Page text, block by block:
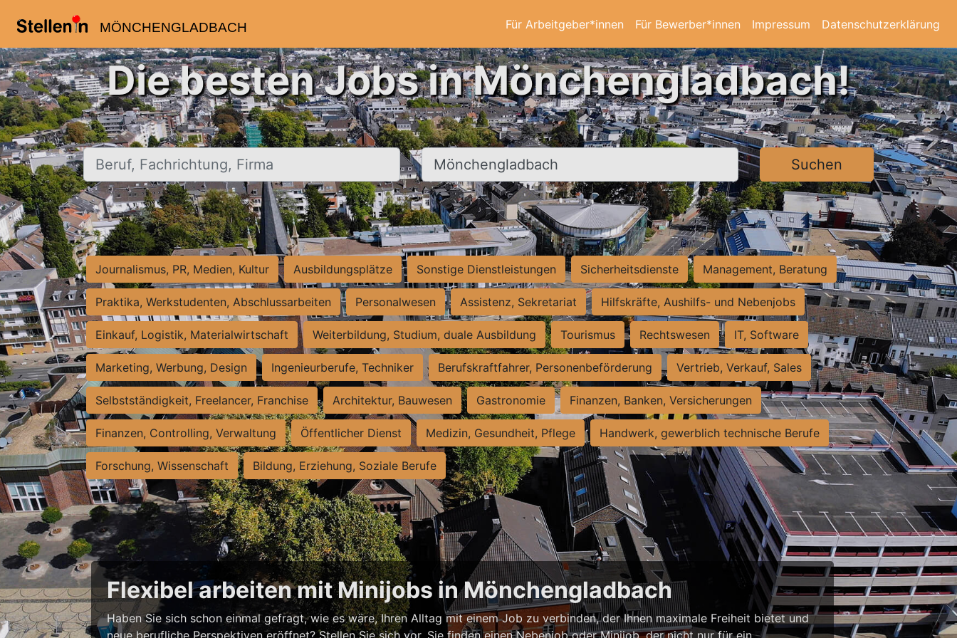
MÖNCHENGLADBACH Für Arbeitgeber*innen Für Bewerber*innen Impressum Datenschutzerklärung
Die besten Jobs in Mönchengladbach!
Beruf, Fachrichtung, Firma Ort, Stadt Suchen
Journalismus, PR, Medien, Kultur Ausbildungsplätze Sonstige Dienstleistungen Sicherheitsdienste Management, Beratung
Praktika, Werkstudenten, Abschlussarbeiten Personalwesen Assistenz, Sekretariat Hilfskräfte, Aushilfs- und Nebenjobs
Einkauf, Logistik, Materialwirtschaft Weiterbildung, Studium, duale Ausbildung Tourismus Rechtswesen IT, Software
Marketing, Werbung, Design Ingenieurberufe, Techniker Berufskraftfahrer, Personenbeförderung Vertrieb, Verkauf, Sales
Selbstständigkeit, Freelancer, Franchise Architektur, Bauwesen Gastronomie Finanzen, Banken, Versicherungen
Finanzen, Controlling, Verwaltung Öffentlicher Dienst Medizin, Gesundheit, Pflege Handwerk, gewerblich technische Berufe
Forschung, Wissenschaft Bildung, Erziehung, Soziale Berufe
Flexibel arbeiten mit Minijobs in Mönchengladbach
Haben Sie sich schon einmal gefragt, wie es wäre, Ihren Alltag mit einem Job zu verbinden, der Ihnen maximale Freiheit bietet und